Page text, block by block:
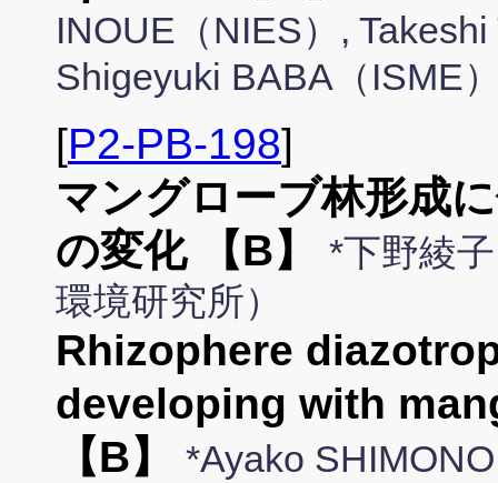
INOUE（NIES）,
Shigeyuki BABA（ISME
[P2-PB-198]
マングローブ林形成
の変化 【B】
*下野綾
環境研究所）
Rhizophere
developing with
【B】
*Ayako